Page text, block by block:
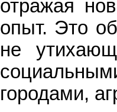
отражая
опыт. Это
не
городами,